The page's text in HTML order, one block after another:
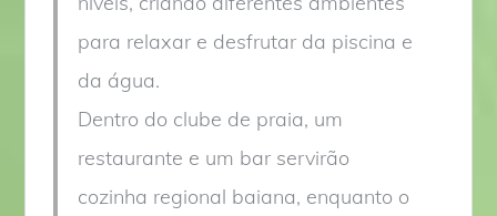
para relaxar e desfrutar da piscina e
da água.
Dentro do clube de praia, um
restaurante e um bar servirão
cozinha regional baiana, enquanto o